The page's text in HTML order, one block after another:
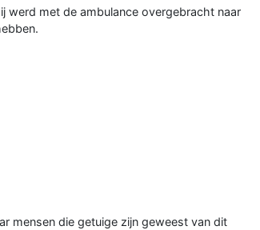
werd met de ambulance overgebracht naar
mensen die getuige zijn geweest van dit